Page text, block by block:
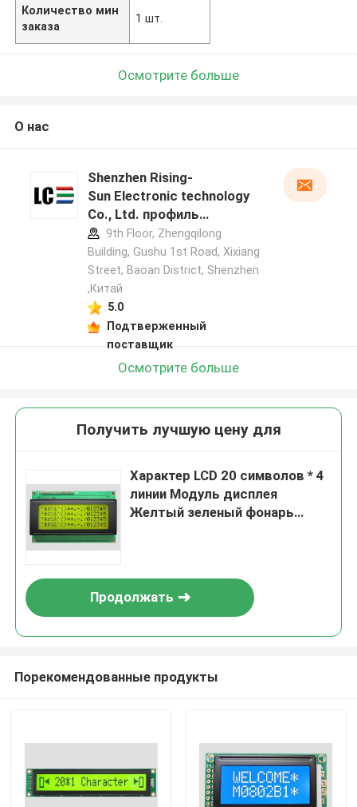
Количество мин
заказа
1 шт.
Осмотрите больше
О нас
Shenzhen Rising-
Sun Electronic technology
Co., Ltd. профиль
производителя
9th Floor, Zhengqilong
Building, Gushu 1st Road, Xixiang
Street, Baoan District, Shenzhen
,Китай
5.0
Подтверженный
поставщик
Осмотрите больше
Получить лучшую цену для
Характер LCD 20 символов * 4
линии Модуль дисплея
Желтый зеленый фонарь
Продолжать
Порекомендованные продукты